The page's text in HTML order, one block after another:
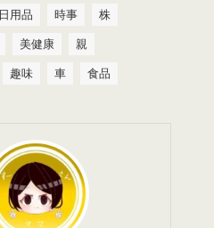
日用品 時事 株
美健康 親
趣味 車 食品